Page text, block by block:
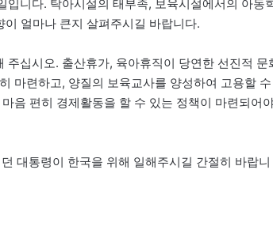
니다. 탁아시설의 태부족, 보육시설에서의 아동
얼마나 큰지 살펴주시길 바랍니다.
십시오. 출산휴가, 육아휴직이 당연한 선진적 문
마련하고, 양질의 보육교사를 양성하여 고용할 수
음 편히 경제활동을 할 수 있는 정책이 마련되어
대통령이 한국을 위해 일해주시길 간절히 바랍니